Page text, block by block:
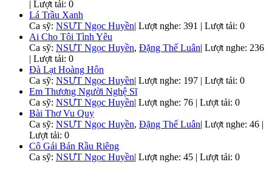
| Lượt tải: 0
Lá Trầu Xanh
Ca sỹ: NSƯT Ngọc Huyền| Lượt nghe: 391 | Lượt tải: 0
Ai Cho Tôi Tình Yêu
Ca sỹ: NSƯT Ngọc Huyền, Đặng Thế Luân| Lượt nghe: 236
| Lượt tải: 0
Đà Lạt Hoàng Hôn
Ca sỹ: NSƯT Ngọc Huyền| Lượt nghe: 197 | Lượt tải: 0
Em Thương Người Nghệ Sĩ
Ca sỹ: NSƯT Ngọc Huyền| Lượt nghe: 76 | Lượt tải: 0
Bài Thơ Vu Quy
Ca sỹ: NSƯT Ngọc Huyền, Đặng Thế Luân| Lượt nghe: 46 |
Lượt tải: 0
Cô Gái Bán Rầu Riêng
Ca sỹ: NSƯT Ngọc Huyền| Lượt nghe: 45 | Lượt tải: 0